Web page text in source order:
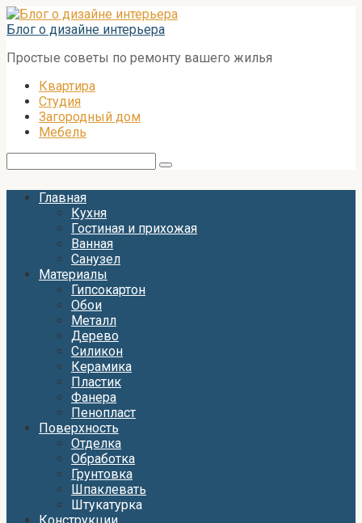
Перейти
к
Блог о дизайне интерьера
Простые советы по ремонту вашего жилья
Квартира
Студия
Загородный дом
Мебель
Главная
Кухня
Гостиная и прихожая
Ванная
Санузел
Материалы
Гипсокартон
Обои
Металл
Дерево
Силикон
Керамика
Пластик
Фанера
Пенопласт
Поверхность
Отделка
Обработка
Грунтовка
Шпаклевать
Штукатурка